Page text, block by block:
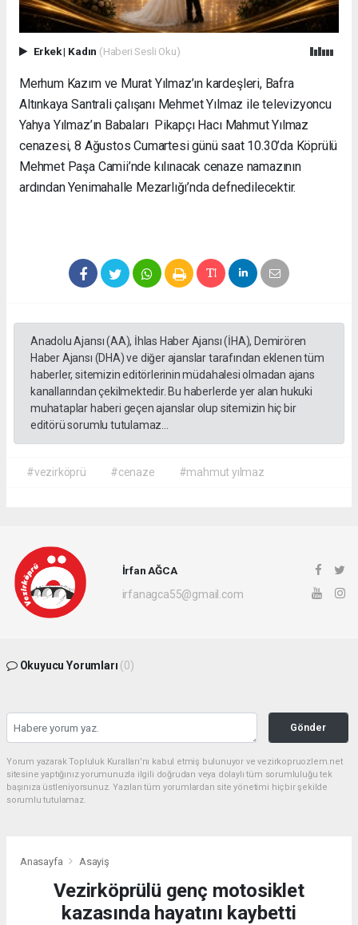
Erkek| Kadın (Haberi Sesli Oku)
Merhum Kazım ve Murat Yılmaz’ın kardeşleri, Bafra
Altınkaya Santrali çalışanı Mehmet Yılmaz ile televizyoncu
Yahya Yılmaz’ın Babaları Pikapçı Hacı Mahmut Yılmaz
cenazesi, 8 Ağustos Cumartesi günü saat 10.30’da Köprülü
Mehmet Paşa Camii’nde kılınacak cenaze namazının
ardından Yenimahalle Mezarlığı’nda defnedilecektir.
Anadolu Ajansı (AA), İhlas Haber Ajansı (İHA), Demirören
Haber Ajansı (DHA) ve diğer ajanslar tarafından eklenen tüm
haberler, sitemizin editörlerinin müdahalesi olmadan ajans
kanallarından çekilmektedir. Bu haberlerde yer alan hukuki
muhataplar haberi geçen ajanslar olup sitemizin hiç bir
editörü sorumlu tutulamaz...
#vezirköprü #cenaze #mahmut yılmaz
İrfan AĞCA
irfanagca55@gmail.com
Okuyucu Yorumları (0)
Gönder
Yorum yazarak Topluluk Kuralları’nı kabul etmiş bulunuyor ve vezirkopruozlem.net
sitesine yaptığınız yorumunuzla ilgili doğrudan veya dolaylı tüm sorumluluğu tek
başınıza üstleniyorsunuz. Yazılan tüm yorumlardan site yönetimi hiçbir şekilde
sorumlu tutulamaz.
Anasayfa Asayiş
Vezirköprülü genç motosiklet
kazasında hayatını kaybetti